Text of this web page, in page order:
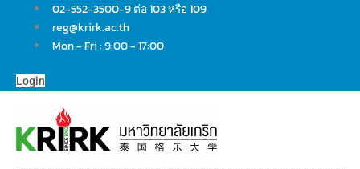
content
02-552-3500-9 ต่อ 103 หรือ 109
reg@krirk.ac.th
Mon - Fri : 9:00 - 17:00
Login